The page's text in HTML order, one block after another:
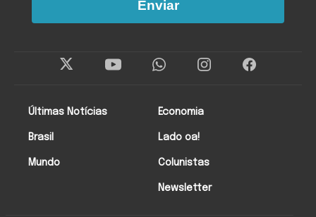
Últimas Notícias
Brasil
Mundo
Economia
Lado oa!
Colunistas
Newsletter
Enviar